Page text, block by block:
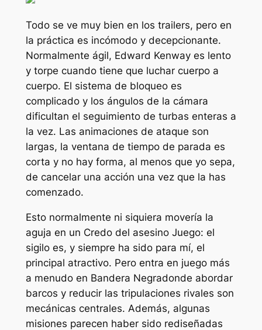
Todo se ve muy bien en los trailers, pero en
la práctica es incómodo y decepcionante.
Normalmente ágil, Edward Kenway es lento
y torpe cuando tiene que luchar cuerpo a
cuerpo. El sistema de bloqueo es
complicado y los ángulos de la cámara
dificultan el seguimiento de turbas enteras a
la vez. Las animaciones de ataque son
largas, la ventana de tiempo de parada es
corta y no hay forma, al menos que yo sepa,
de cancelar una acción una vez que la has
comenzado.
Esto normalmente ni siquiera movería la
aguja en un Credo del asesino Juego: el
sigilo es, y siempre ha sido para mí, el
principal atractivo. Pero entra en juego más
a menudo en Bandera Negradonde abordar
barcos y reducir las tripulaciones rivales son
mecánicas centrales. Además, algunas
misiones parecen haber sido rediseñadas